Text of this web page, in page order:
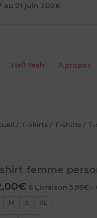
au 21 juin 2026
Hell Yeah A propos
/ T-shirts / T-shirts / T-
femme
€ & Livraison 5,99€
M S XL